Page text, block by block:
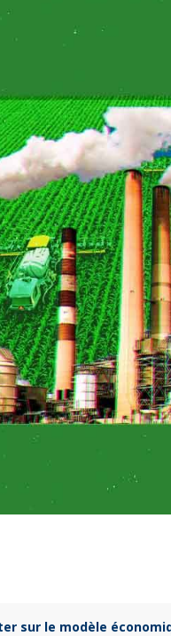
sur le modèle